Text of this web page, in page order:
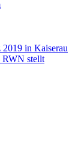
in Kaiserau
RWN stellt